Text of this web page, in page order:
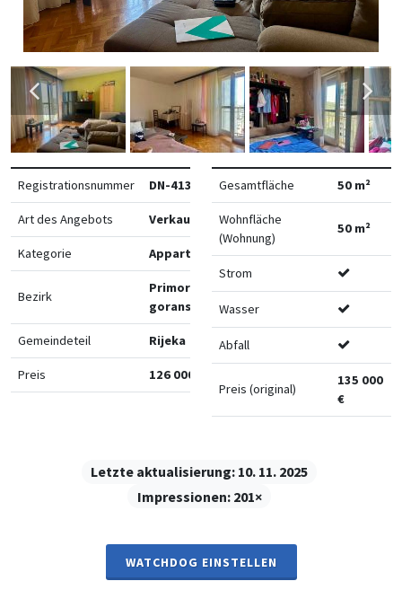
Registrationsnummer DN-41329
Art des Angebots Verkauf
Kategorie Appartements
Bezirk
Primorsko-
goranska
Gemeindeteil Rijeka
Preis 126 000 €
Gesamtfläche 50 m²
Wohnfläche
(Wohnung)
50 m²
Strom
Wasser
Abfall
Preis (original)
135 000
€
Letzte aktualisierung: 10. 11. 2025
Impressionen: 201×
WATCHDOG EINSTELLEN